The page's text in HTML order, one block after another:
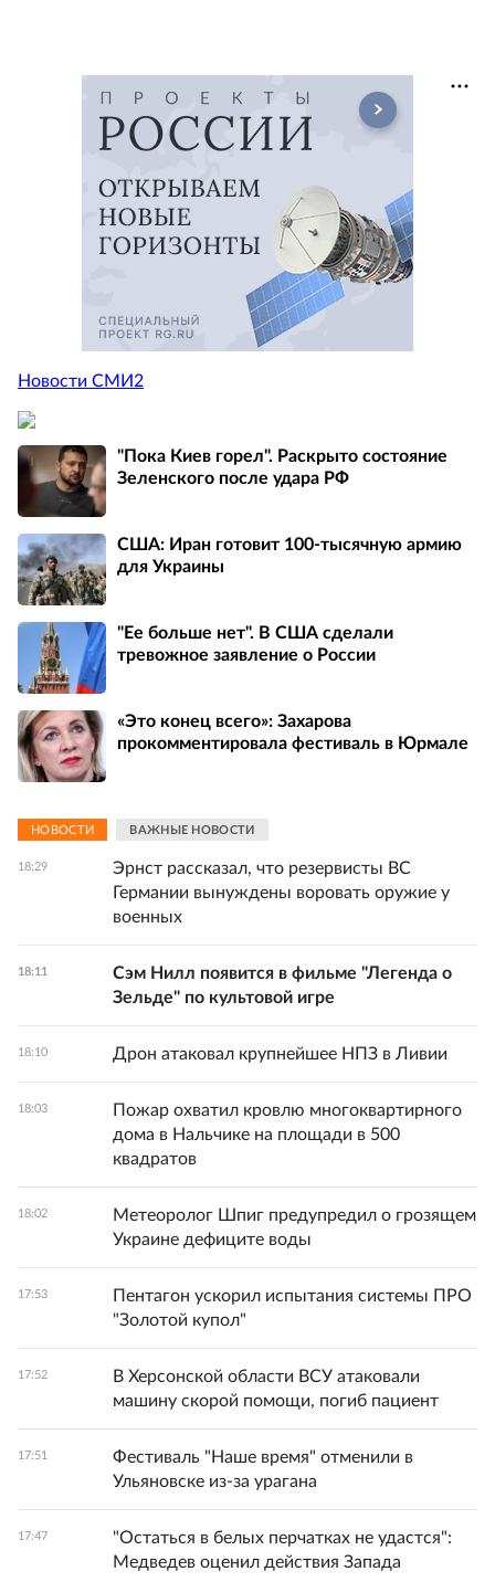
Новости СМИ2
"Пока Киев горел". Раскрыто состояние
Зеленского после удара РФ
США: Иран готовит 100-тысячную армию
для Украины
"Ее больше нет". В США сделали
тревожное заявление о России
«Это конец всего»: Захарова
прокомментировала фестиваль в Юрмале
НОВОСТИ ВАЖНЫЕ НОВОСТИ
18:29
Эрнст рассказал, что резервисты ВС
Германии вынуждены воровать оружие у
военных
18:11
Сэм Нилл появится в фильме "Легенда о
Зельде" по культовой игре
18:10 Дрон атаковал крупнейшее НПЗ в Ливии
18:03
Пожар охватил кровлю многоквартирного
дома в Нальчике на площади в 500
квадратов
18:02
Метеоролог Шпиг предупредил о грозящем
Украине дефиците воды
17:53
Пентагон ускорил испытания системы ПРО
"Золотой купол"
17:52
В Херсонской области ВСУ атаковали
машину скорой помощи, погиб пациент
17:51
Фестиваль "Наше время" отменили в
Ульяновске из-за урагана
17:47
"Остаться в белых перчатках не удастся":
Медведев оценил действия Запада